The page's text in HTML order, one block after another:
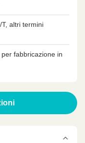
altri termini
fabbricazione in